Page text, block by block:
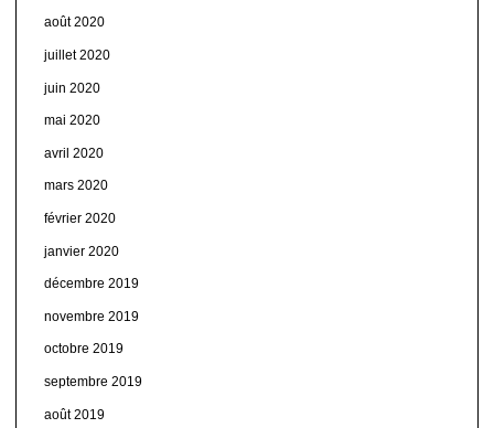
août 2020
juillet 2020
juin 2020
mai 2020
avril 2020
mars 2020
février 2020
janvier 2020
décembre 2019
novembre 2019
octobre 2019
septembre 2019
août 2019